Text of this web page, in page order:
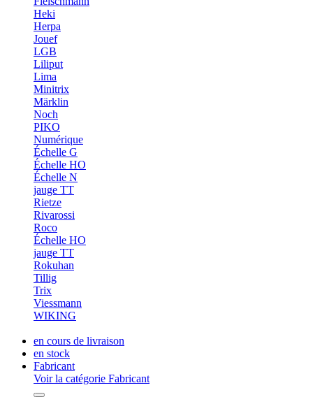
Heki
Herpa
Jouef
LGB
Liliput
Lima
Minitrix
Märklin
Noch
PIKO
Numérique
Échelle G
Échelle HO
Échelle N
jauge TT
Rietze
Rivarossi
Roco
Échelle HO
jauge TT
Rokuhan
Tillig
Trix
Viessmann
WIKING
en cours de livraison
en stock
Fabricant
Voir la catégorie Fabricant